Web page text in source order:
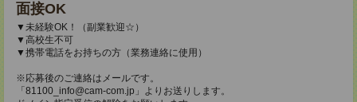
面接OK
▼未経験OK！（副業歓迎☆）
▼高校生不可
▼携帯電話をお持ちの方（業務連絡に使用）
※応募後のご連絡はメールです。
「81100_info@cam-com.jp」よりお送りします。